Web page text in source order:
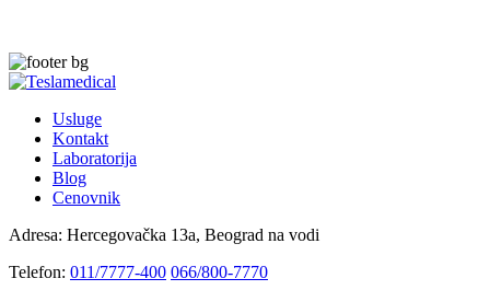
Usluge
Kontakt
Laboratorija
Blog
Cenovnik
Adresa: Hercegovačka 13a, Beograd na vodi
Telefon: 011/7777-400 066/800-7770